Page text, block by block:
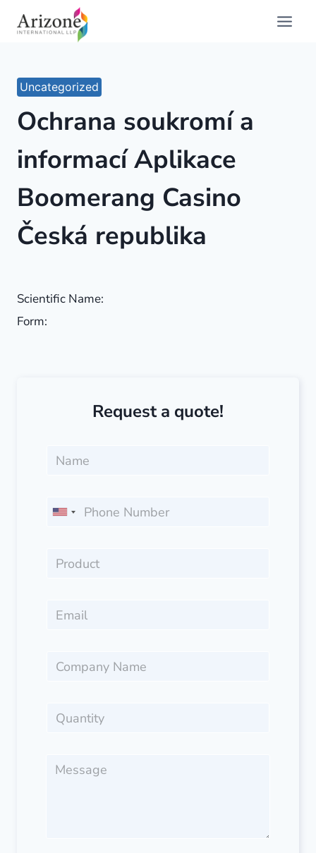
Uncategorized
Ochrana soukromí a
informací Aplikace
Boomerang Casino
Česká republika
Scientific Name:
Form:
Request a quote!